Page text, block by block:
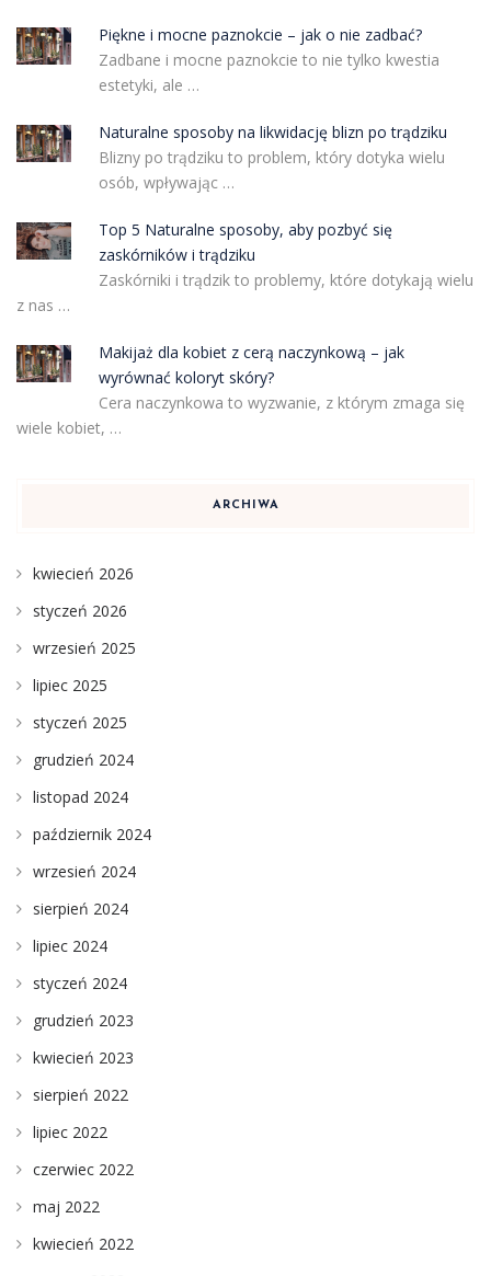
Piękne i mocne paznokcie – jak o nie zadbać?
Zadbane i mocne paznokcie to nie tylko kwestia
estetyki, ale …
Naturalne sposoby na likwidację blizn po trądziku
Blizny po trądziku to problem, który dotyka wielu
osób, wpływając …
Top 5 Naturalne sposoby, aby pozbyć się
zaskórników i trądziku
Zaskórniki i trądzik to problemy, które dotykają wielu
z nas …
Makijaż dla kobiet z cerą naczynkową – jak
wyrównać koloryt skóry?
Cera naczynkowa to wyzwanie, z którym zmaga się
wiele kobiet, …
ARCHIWA
kwiecień 2026
styczeń 2026
wrzesień 2025
lipiec 2025
styczeń 2025
grudzień 2024
listopad 2024
październik 2024
wrzesień 2024
sierpień 2024
lipiec 2024
styczeń 2024
grudzień 2023
kwiecień 2023
sierpień 2022
lipiec 2022
czerwiec 2022
maj 2022
kwiecień 2022